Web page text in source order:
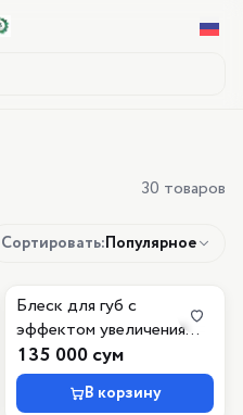
30 товаров
Сортировать:Популярное
Блеск для губ с
эффектом увеличения
объёма Max It Up Lip
Booster Extreme, 060
Good Girl Gone Bad, 4 мл
135 000 сум
В корзину